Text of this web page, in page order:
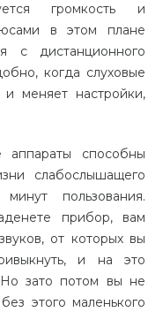
громкость и
в этом плане
с дистанционного
когда слуховые
и меняет настройки,
аппараты способны
слабослышащего
пользования.
прибор, вам
от которых вы
и на это
Но зато потом вы не
этого маленького